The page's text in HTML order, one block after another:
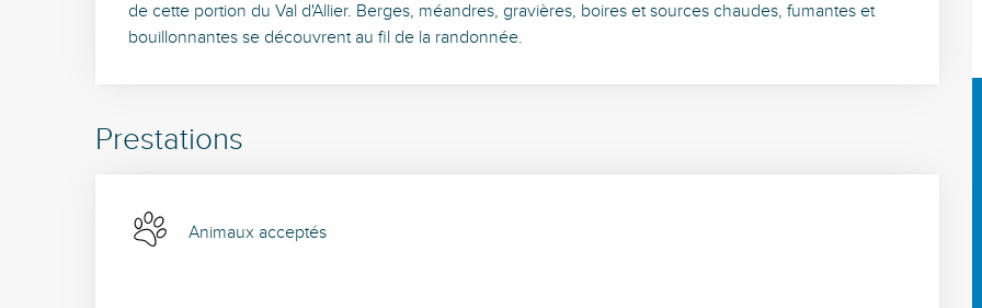
de cette portion du Val d'Allier. Berges, méandres, gravières, boires et sources chaudes, fumantes et
bouillonnantes se découvrent au fil de la randonnée.
Prestations
Animaux acceptés